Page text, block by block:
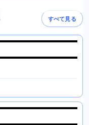
すべて見る